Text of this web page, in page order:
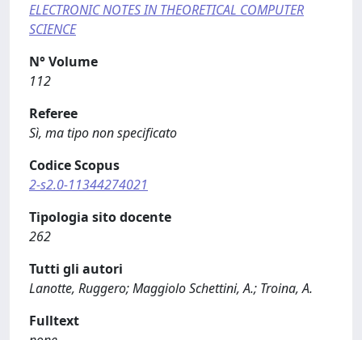
ELECTRONIC NOTES IN THEORETICAL COMPUTER
SCIENCE
N° Volume
112
Referee
Sì, ma tipo non specificato
Codice Scopus
2-s2.0-11344274021
Tipologia sito docente
262
Tutti gli autori
Lanotte, Ruggero; Maggiolo Schettini, A.; Troina, A.
Fulltext